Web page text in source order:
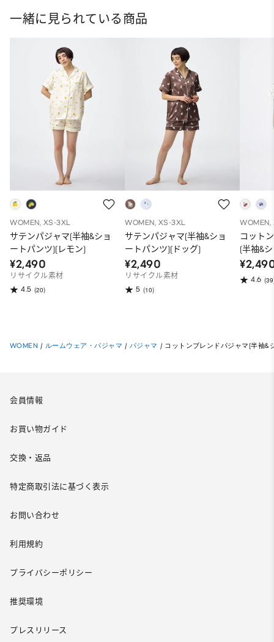
一緒に見られている商品
WOMEN, XS-3XL
サテンパジャマ(半袖&ショ
ートパンツ)(レモン)
¥2,490
リサイクル素材
4.5 (20)
WOMEN, XS-3XL
サテンパジャマ(半袖&ショ
ートパンツ)(ドッグ)
¥2,490
リサイクル素材
5 (10)
WOMEN,
コット
(半袖&
ーツ)
4.6
WOMEN / ルームウェア・パジャマ / パジャマ / コットンブレンドパジャマ(半袖&
会員情報
お買い物ガイド
交換・返品
特定商取引法に基づく表示
お問い合わせ
利用規約
プライバシーポリシー
推奨環境
プレスリリース